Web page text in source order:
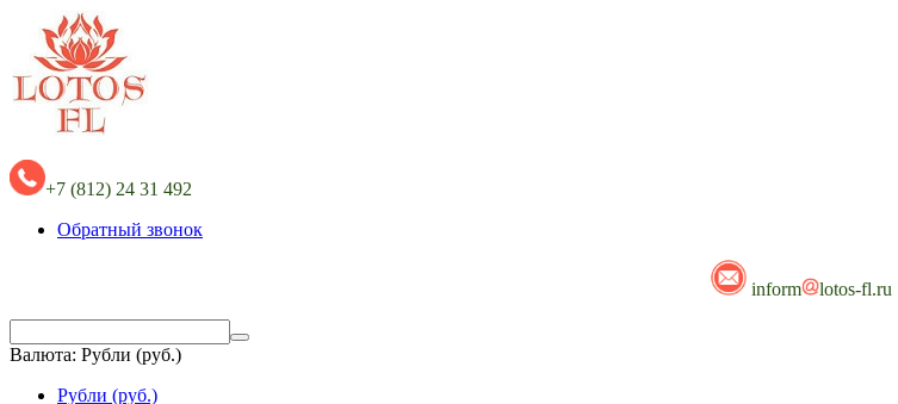
+7 (812) 24 31 492
Обратный звонок
inform lotos-fl.ru
Валюта: Рубли (руб.)
Рубли (руб.)